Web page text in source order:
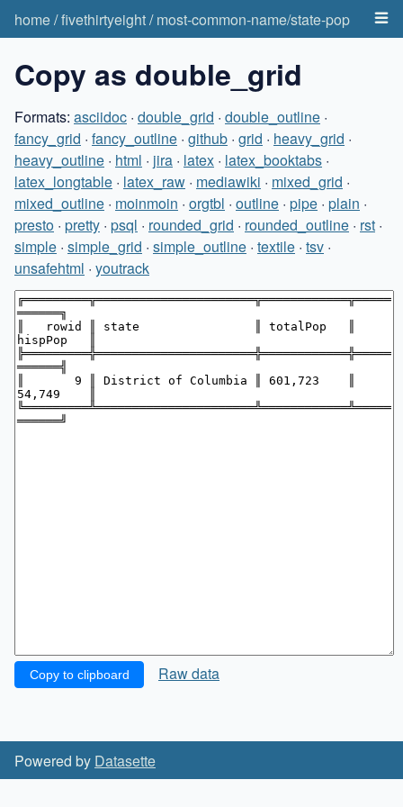
home/fivethirtyeight/most-common-name/state-pop
Copy as double_grid
Formats: asciidoc · double_grid · double_outline ·
fancy_grid · fancy_outline · github · grid · heavy_grid ·
heavy_outline · html · jira · latex · latex_booktabs ·
latex_longtable · latex_raw · mediawiki · mixed_grid ·
mixed_outline · moinmoin · orgtbl · outline · pipe · plain ·
presto · pretty · psql · rounded_grid · rounded_outline · rst ·
simple · simple_grid · simple_outline · textile · tsv ·
unsafehtml · youtrack
Copy to clipboard Raw data
Powered by Datasette